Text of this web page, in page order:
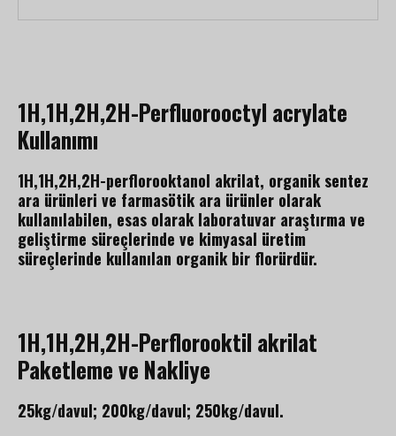
1H,1H,2H,2H-Perfluorooctyl acrylate
Kullanımı
1H,1H,2H,2H-perflorooktanol akrilat, organik sentez
ara ürünleri ve farmasötik ara ürünler olarak
kullanılabilen, esas olarak laboratuvar araştırma ve
geliştirme süreçlerinde ve kimyasal üretim
süreçlerinde kullanılan organik bir florürdür.
1H,1H,2H,2H-Perflorooktil akrilat
Paketleme ve Nakliye
25kg/davul; 200kg/davul; 250kg/davul.